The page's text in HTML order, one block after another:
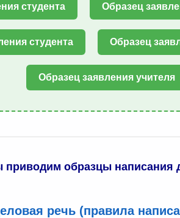
студента Образец
студента Образец
Образец заявления учителя
образцы написания
речь (правила